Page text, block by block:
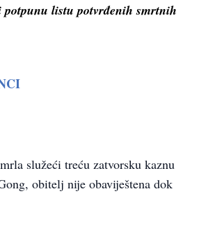
potpunu listu potvrđenih smrtnih
služeći treću zatvorsku kaznu
obitelj nije obaviještena dok